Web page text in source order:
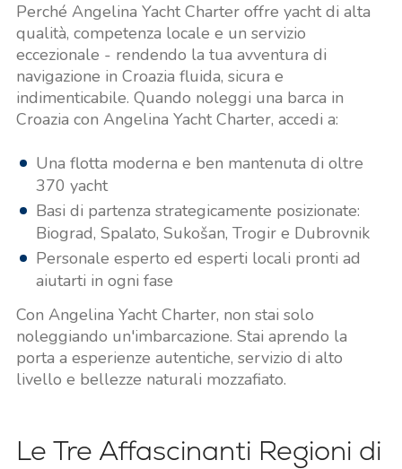
Perché Angelina Yacht Charter offre yacht di alta
qualità, competenza locale e un servizio
eccezionale - rendendo la tua avventura di
navigazione in Croazia fluida, sicura e
indimenticabile. Quando noleggi una barca in
Croazia con Angelina Yacht Charter, accedi a:
Una flotta moderna e ben mantenuta di oltre
370 yacht
Basi di partenza strategicamente posizionate:
Biograd, Spalato, Sukošan, Trogir e Dubrovnik
Personale esperto ed esperti locali pronti ad
aiutarti in ogni fase
Con Angelina Yacht Charter, non stai solo
noleggiando un'imbarcazione. Stai aprendo la
porta a esperienze autentiche, servizio di alto
livello e bellezze naturali mozzafiato.
Le Tre Affascinanti Regioni di